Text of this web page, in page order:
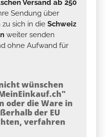
Versand ab 250
Sendung über
sich in die Schweiz
weiter senden
ohne Aufwand für
wünschen
oder die Ware in
der EU
verfahren